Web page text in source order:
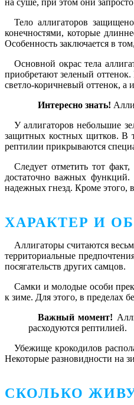
на суше, при этом они
Тело аллигаторов
конечностями, которые
Особенность заключается в
Основной окрас тела
приобретают зеленый
светло-коричневый оттенок,
Интересно знать!
У аллигаторов небольшие
защитных костных щитков. В
рептилии прикрываются
Следует отметить тот
достаточно важных функций.
надежных гнезд. Кроме этого,
ХАРАКТЕР И
Аллигаторы считаются
территориальные
посягательств других самцов.
Самки и молодые особи
к зиме. Для этого, в пределах
Важный момент!
расходуются рептилией.
Убежище крокодилов
Некоторые разновидности на
СКОЛЬКО